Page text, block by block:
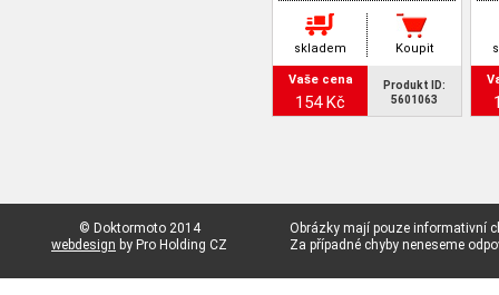
skladem Koupit
Vaše cena
154 Kč
Produkt ID:
5601063
© Doktormoto 2014
webdesign by Pro Holding CZ
Obrázky mají pouze informativní
Za případné chyby neneseme